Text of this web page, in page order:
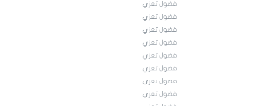
فضول تعزي
فضول تعزي
فضول تعزي
فضول تعزي
فضول تعزي
فضول تعزي
فضول تعزي
فضول تعزي